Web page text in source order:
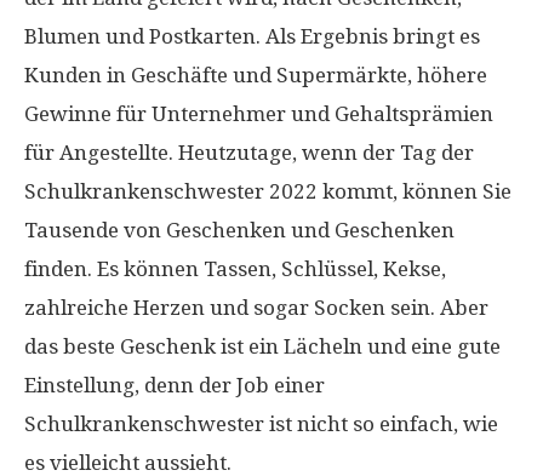
Blumen und Postkarten. Als Ergebnis bringt es
Kunden in Geschäfte und Supermärkte, höhere
Gewinne für Unternehmer und Gehaltsprämien
für Angestellte. Heutzutage, wenn der Tag der
Schulkrankenschwester 2022 kommt, können Sie
Tausende von Geschenken und Geschenken
finden. Es können Tassen, Schlüssel, Kekse,
zahlreiche Herzen und sogar Socken sein. Aber
das beste Geschenk ist ein Lächeln und eine gute
Einstellung, denn der Job einer
Schulkrankenschwester ist nicht so einfach, wie
es vielleicht aussieht.